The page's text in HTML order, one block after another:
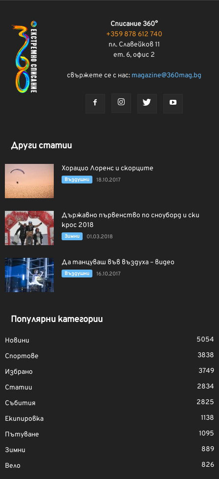
Списание 360°
+359 878 612 740
пл. Славейков 11
ет. 6, офис 2
свържете се с нас: magazine@360mag.bg
Други статии
Хорацио Лоренс и скорците
Въздушни 18.10.2017
Държавно първенство по сноуборд и ски
крос 2018
Зимни 01.03.2018
Да танцуваш във въздуха – видео
Въздушни 16.10.2017
Популярни категории
Новини
5054
Спортове
3838
Избрано
3749
Статии
2834
Събития
2825
Екипировка
1138
Пътуване
1095
Зимни
889
Вело
826